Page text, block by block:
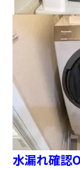
水漏れ確認